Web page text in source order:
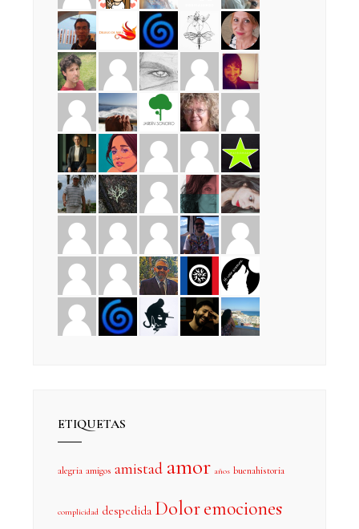
ETIQUETAS
alegria amigos amistad amor años buenahistoria
complicidad despedida Doloremociones